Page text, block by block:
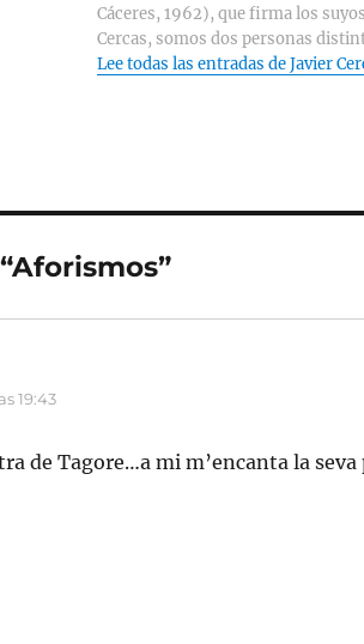
Cáceres, 1962), que firma los
Cercas, somos dos personas
Lee todas las entradas de Javier
19:43
de Tagore…a mi m’encanta la seva